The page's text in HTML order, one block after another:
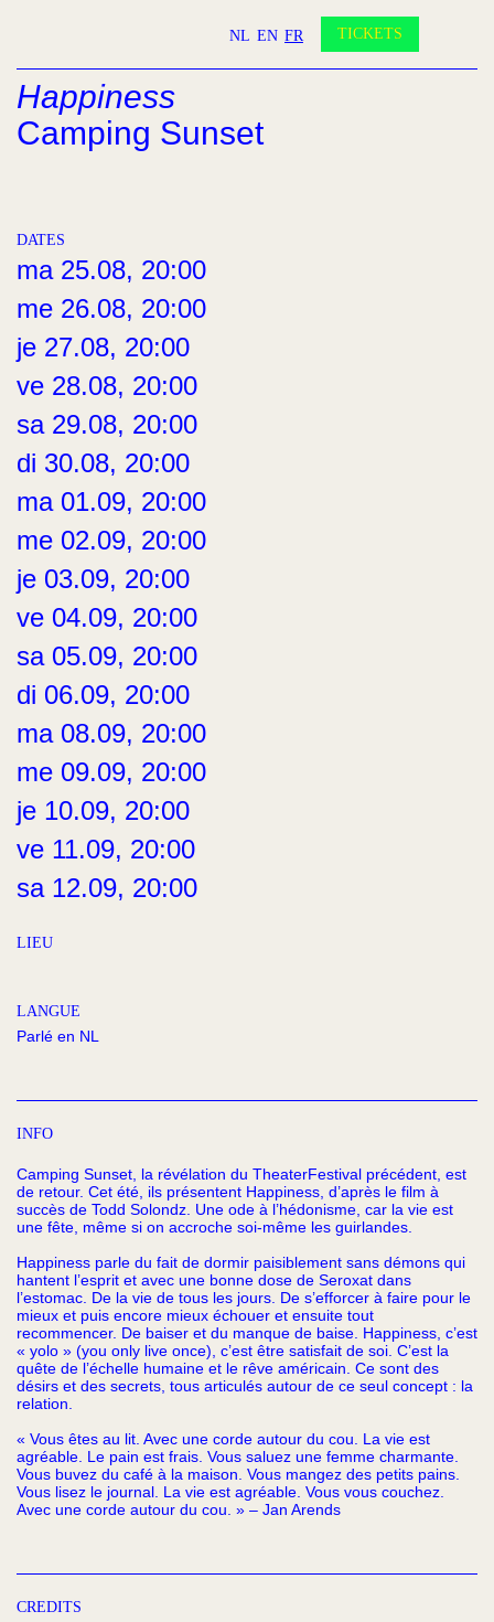
Contact
INSTAGRAM FACEBOOK YOUTUBE
NL EN FR TICKETS
Happiness
Camping Sunset
DATES
ma 25.08, 20:00
me 26.08, 20:00
je 27.08, 20:00
ve 28.08, 20:00
sa 29.08, 20:00
di 30.08, 20:00
ma 01.09, 20:00
me 02.09, 20:00
je 03.09, 20:00
ve 04.09, 20:00
sa 05.09, 20:00
di 06.09, 20:00
ma 08.09, 20:00
me 09.09, 20:00
je 10.09, 20:00
ve 11.09, 20:00
sa 12.09, 20:00
LIEU
LANGUE
Parlé en NL
INFO
Camping Sunset, la révélation du TheaterFestival précédent, est
de retour. Cet été, ils présentent Happiness, d’après le film à
succès de Todd Solondz. Une ode à l’hédonisme, car la vie est
une fête, même si on accroche soi-même les guirlandes.
Happiness parle du fait de dormir paisiblement sans démons qui
hantent l’esprit et avec une bonne dose de Seroxat dans
l’estomac. De la vie de tous les jours. De s’efforcer à faire pour le
mieux et puis encore mieux échouer et ensuite tout
recommencer. De baiser et du manque de baise. Happiness, c’est
« yolo » (you only live once), c’est être satisfait de soi. C’est la
quête de l’échelle humaine et le rêve américain. Ce sont des
désirs et des secrets, tous articulés autour de ce seul concept : la
relation.
« Vous êtes au lit. Avec une corde autour du cou. La vie est
agréable. Le pain est frais. Vous saluez une femme charmante.
Vous buvez du café à la maison. Vous mangez des petits pains.
Vous lisez le journal. La vie est agréable. Vous vous couchez.
Avec une corde autour du cou. » – Jan Arends
CREDITS